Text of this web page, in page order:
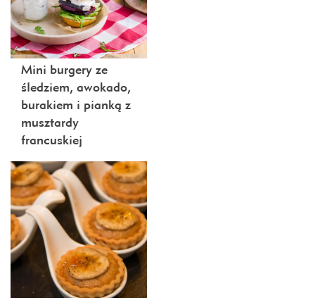
Mini burgery ze
śledziem, awokado,
burakiem i pianką z
musztardy
francuskiej